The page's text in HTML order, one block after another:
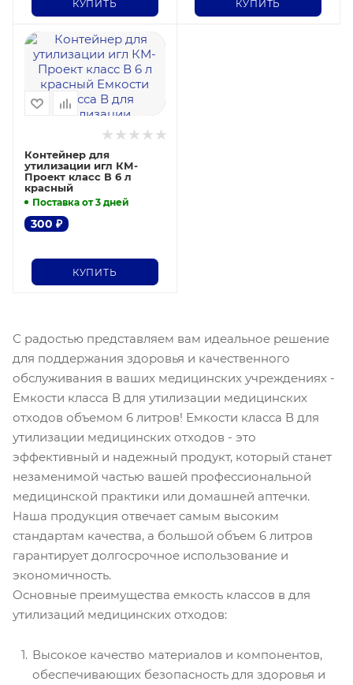
КУПИТЬ КУПИТЬ
Контейнер для
утилизации игл КМ-
Проект класс В 6 л
красный
Поставка от 3 дней
300 ₽
КУПИТЬ
С радостью представляем вам идеальное решение
для поддержания здоровья и качественного
обслуживания в ваших медицинских учреждениях -
Емкости класса В для утилизации медицинских
отходов объемом 6 литров! Емкости класса В для
утилизации медицинских отходов - это
эффективный и надежный продукт, который станет
незаменимой частью вашей профессиональной
медицинской практики или домашней аптечки.
Наша продукция отвечает самым высоким
стандартам качества, а большой объем 6 литров
гарантирует долгосрочное использование и
экономичность.
Основные преимущества емкость классов в для
утилизаций медицинских отходов:
Высокое качество материалов и компонентов,
обеспечивающих безопасность для здоровья и